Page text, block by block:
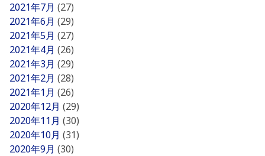
2021年7月 (27)
2021年6月 (29)
2021年5月 (27)
2021年4月 (26)
2021年3月 (29)
2021年2月 (28)
2021年1月 (26)
2020年12月 (29)
2020年11月 (30)
2020年10月 (31)
2020年9月 (30)